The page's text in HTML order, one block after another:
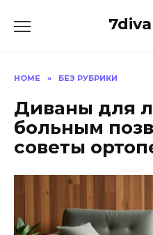
HOME » БЕЗ РУБРИКИ
Диваны для
больным
советы